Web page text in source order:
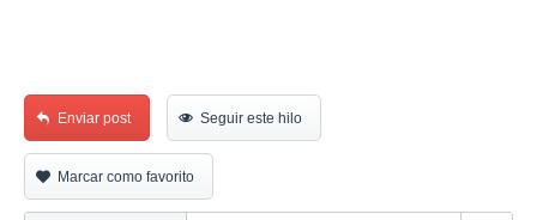
Enviar post Seguir este hilo
Marcar como favorito